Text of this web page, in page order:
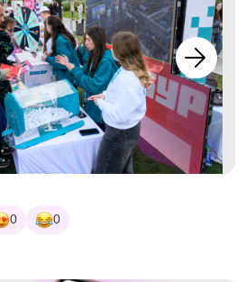
0 0